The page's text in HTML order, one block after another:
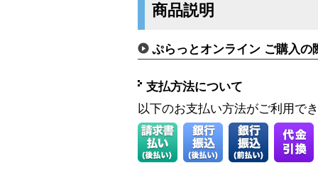
商品説明
ぷらっとオンライン ご購入の
支払方法について
以下のお支払い方法がご利用で